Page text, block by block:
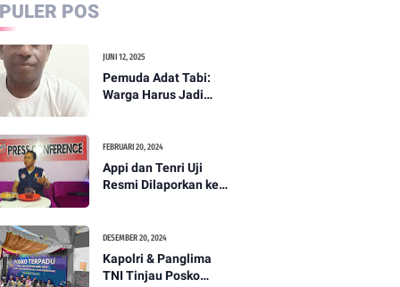
POS
JUNI 12, 2025
Pemuda Adat Tabi:
Warga Harus Jadi
FEBRUARI 20, 2024
Appi dan Tenri Uji
Resmi Dilaporkan ke
DESEMBER 20, 2024
Kapolri & Panglima
TNI Tinjau Posko